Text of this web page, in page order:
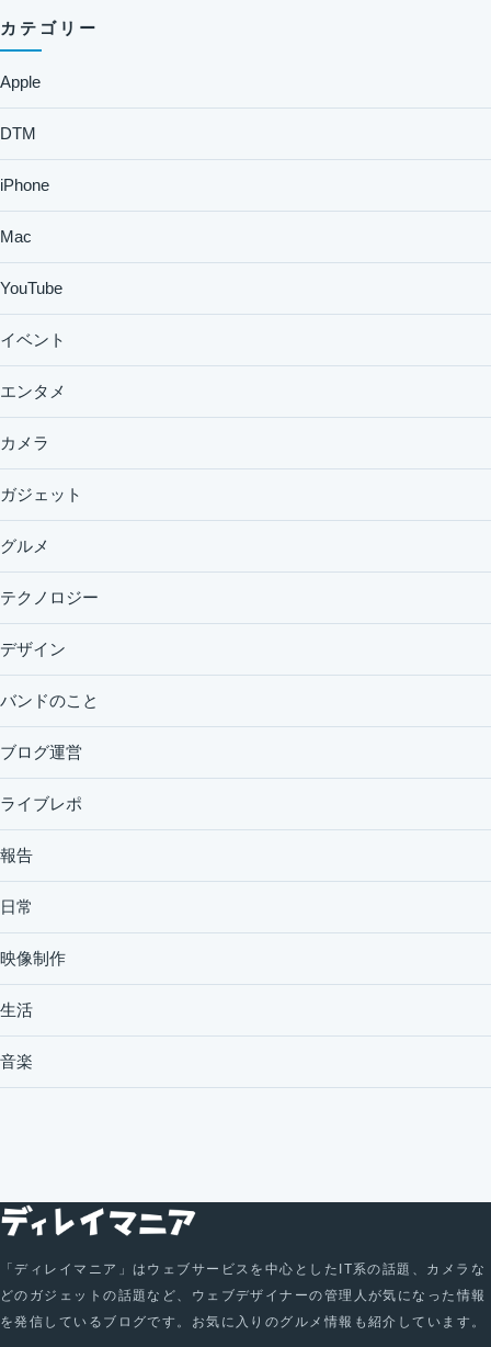
カテゴリー
Apple
DTM
iPhone
Mac
YouTube
イベント
エンタメ
カメラ
ガジェット
グルメ
テクノロジー
デザイン
バンドのこと
ブログ運営
ライブレポ
報告
日常
映像制作
生活
音楽
「ディレイマニア」はウェブサービスを中心としたIT系の話題、カメラな
どのガジェットの話題など、ウェブデザイナーの管理人が気になった情報
を発信しているブログです。お気に入りのグルメ情報も紹介しています。